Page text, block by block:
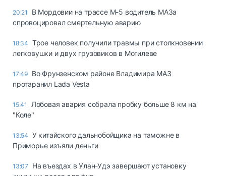
20:21
В Мордовии на трассе М-5 водитель МАЗа
спровоцировал смертельную аварию
18:34 Трое человек получили травмы при столкновении
легковушки и двух грузовиков в Могилеве
17:49 Во Фрунзенском районе Владимира МАЗ
протаранил Lada Vesta
15:41
Лобовая авария собрала пробку больше 8 км на
"Коле"
13:54 У китайского дальнобойщика на таможне в
Приморье изъяли деньги
13:07
Ha въeздax в Улaн-Удэ зaвepшaют ycтaнoвкy